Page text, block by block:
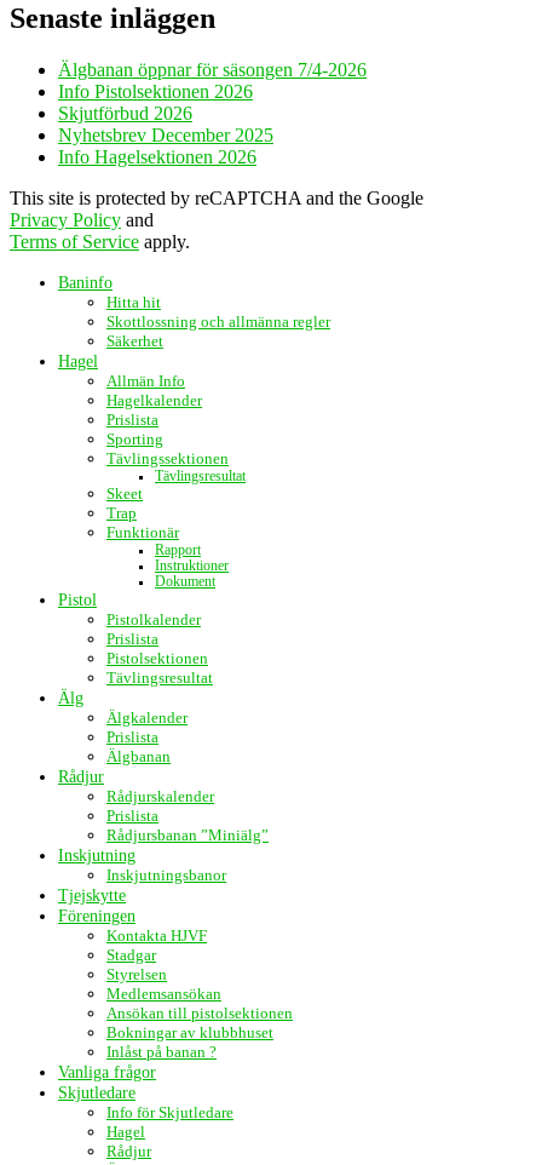
Senaste inläggen
Älgbanan öppnar för säsongen 7/4-2026
Info Pistolsektionen 2026
Skjutförbud 2026
Nyhetsbrev December 2025
Info Hagelsektionen 2026
This site is protected by reCAPTCHA and the Google
Privacy Policy and
Terms of Service apply.
Baninfo
Hitta hit
Skottlossning och allmänna regler
Säkerhet
Hagel
Allmän Info
Hagelkalender
Prislista
Sporting
Tävlingssektionen
Tävlingsresultat
Skeet
Trap
Funktionär
Rapport
Instruktioner
Dokument
Pistol
Pistolkalender
Prislista
Pistolsektionen
Tävlingsresultat
Älg
Älgkalender
Prislista
Älgbanan
Rådjur
Rådjurskalender
Prislista
Rådjursbanan ”Miniälg”
Inskjutning
Inskjutningsbanor
Tjejskytte
Föreningen
Kontakta HJVF
Stadgar
Styrelsen
Medlemsansökan
Ansökan till pistolsektionen
Bokningar av klubbhuset
Inlåst på banan ?
Vanliga frågor
Skjutledare
Info för Skjutledare
Hagel
Rådjur